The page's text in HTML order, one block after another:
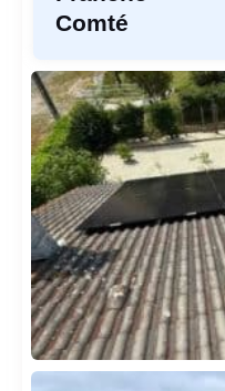
Comté